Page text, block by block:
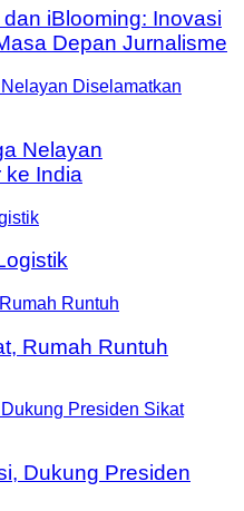
iBlooming: Inovasi
Depan Jurnalisme
Nelayan
ke India
Rumah Runtuh
Dukung Presiden